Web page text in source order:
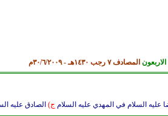
الاربعونالمصادف ٧ رجب ١٤٣٠هـ - ٣٠/٦/ ٢٠٠٩م
عليه السلام في المهدي عليه السلام ج) الصادق عليه